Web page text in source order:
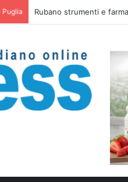
Puglia Rubano strumenti e